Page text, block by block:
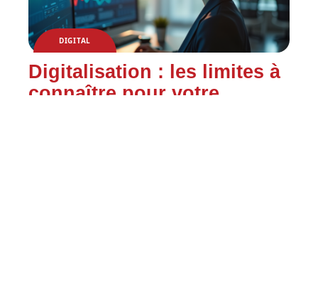
DIGITAL
Digitalisation : les limites à
connaître pour votre